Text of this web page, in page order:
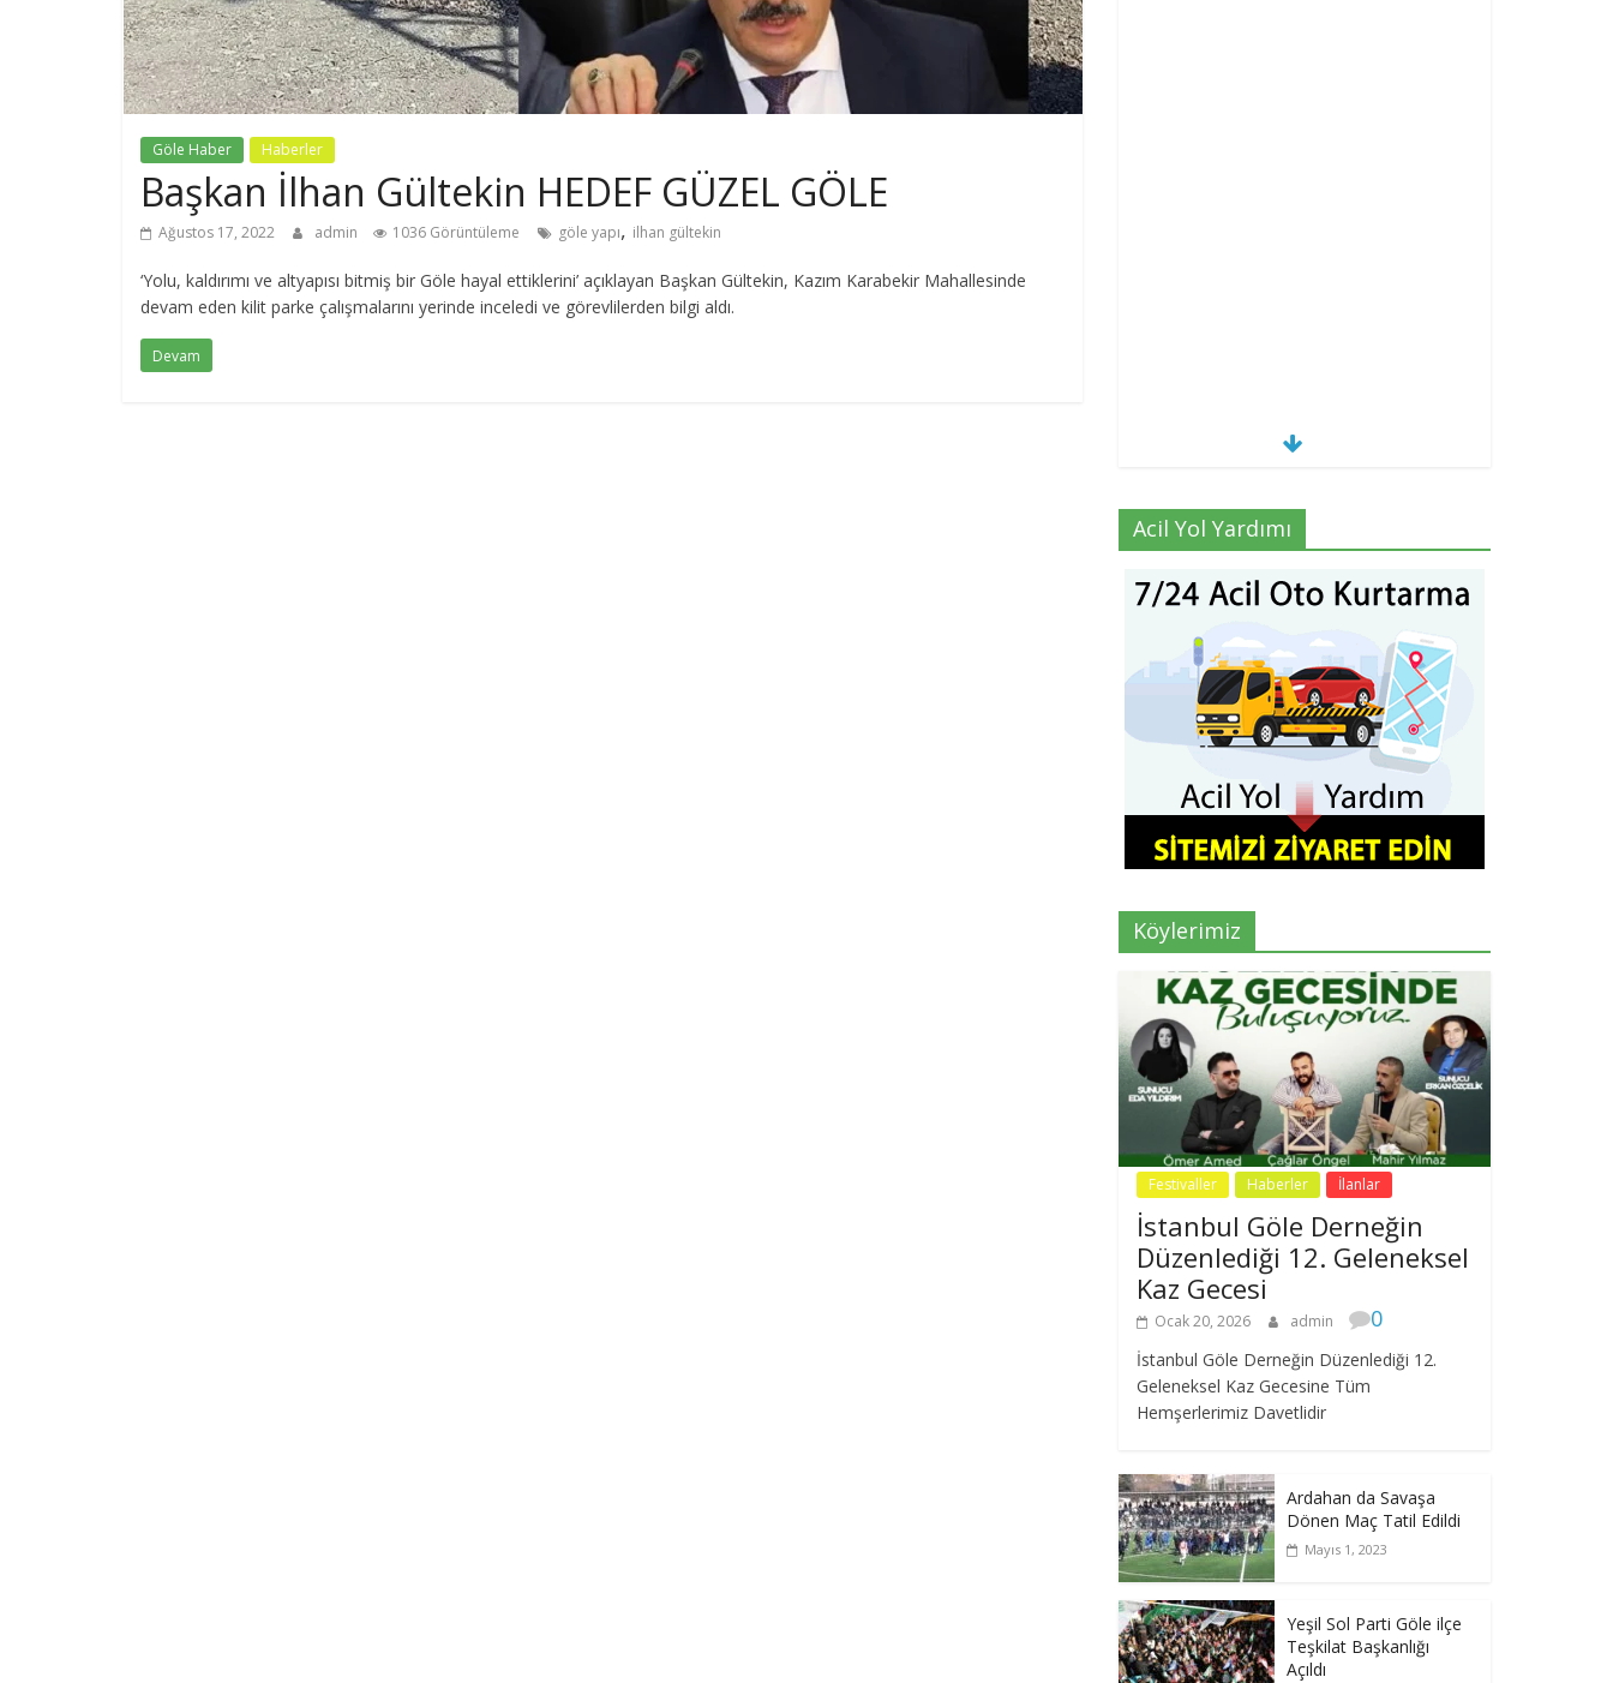
Göle Haber Haberler
Başkan İlhan Gültekin HEDEF GÜZEL GÖLE
Ağustos 17, 2022 admin 1036 Görüntüleme göle yapı, ilhan gültekin
‘Yolu, kaldırımı ve altyapısı bitmiş bir Göle hayal ettiklerini’ açıklayan Başkan Gültekin, Kazım Karabekir Mahallesinde
devam eden kilit parke çalışmalarını yerinde inceledi ve görevlilerden bilgi aldı.
Devam
Acil Yol Yardımı
Köylerimiz
Festivaller Haberler İlanlar
İstanbul Göle Derneğin
Düzenlediği 12. Geleneksel
Kaz Gecesi
Ocak 20, 2026 admin 0
İstanbul Göle Derneğin Düzenlediği 12.
Geleneksel Kaz Gecesine Tüm
Hemşerlerimiz Davetlidir
Ardahan da Savaşa
Dönen Maç Tatil Edildi
Mayıs 1, 2023
Yeşil Sol Parti Göle ilçe
Teşkilat Başkanlığı
Açıldı